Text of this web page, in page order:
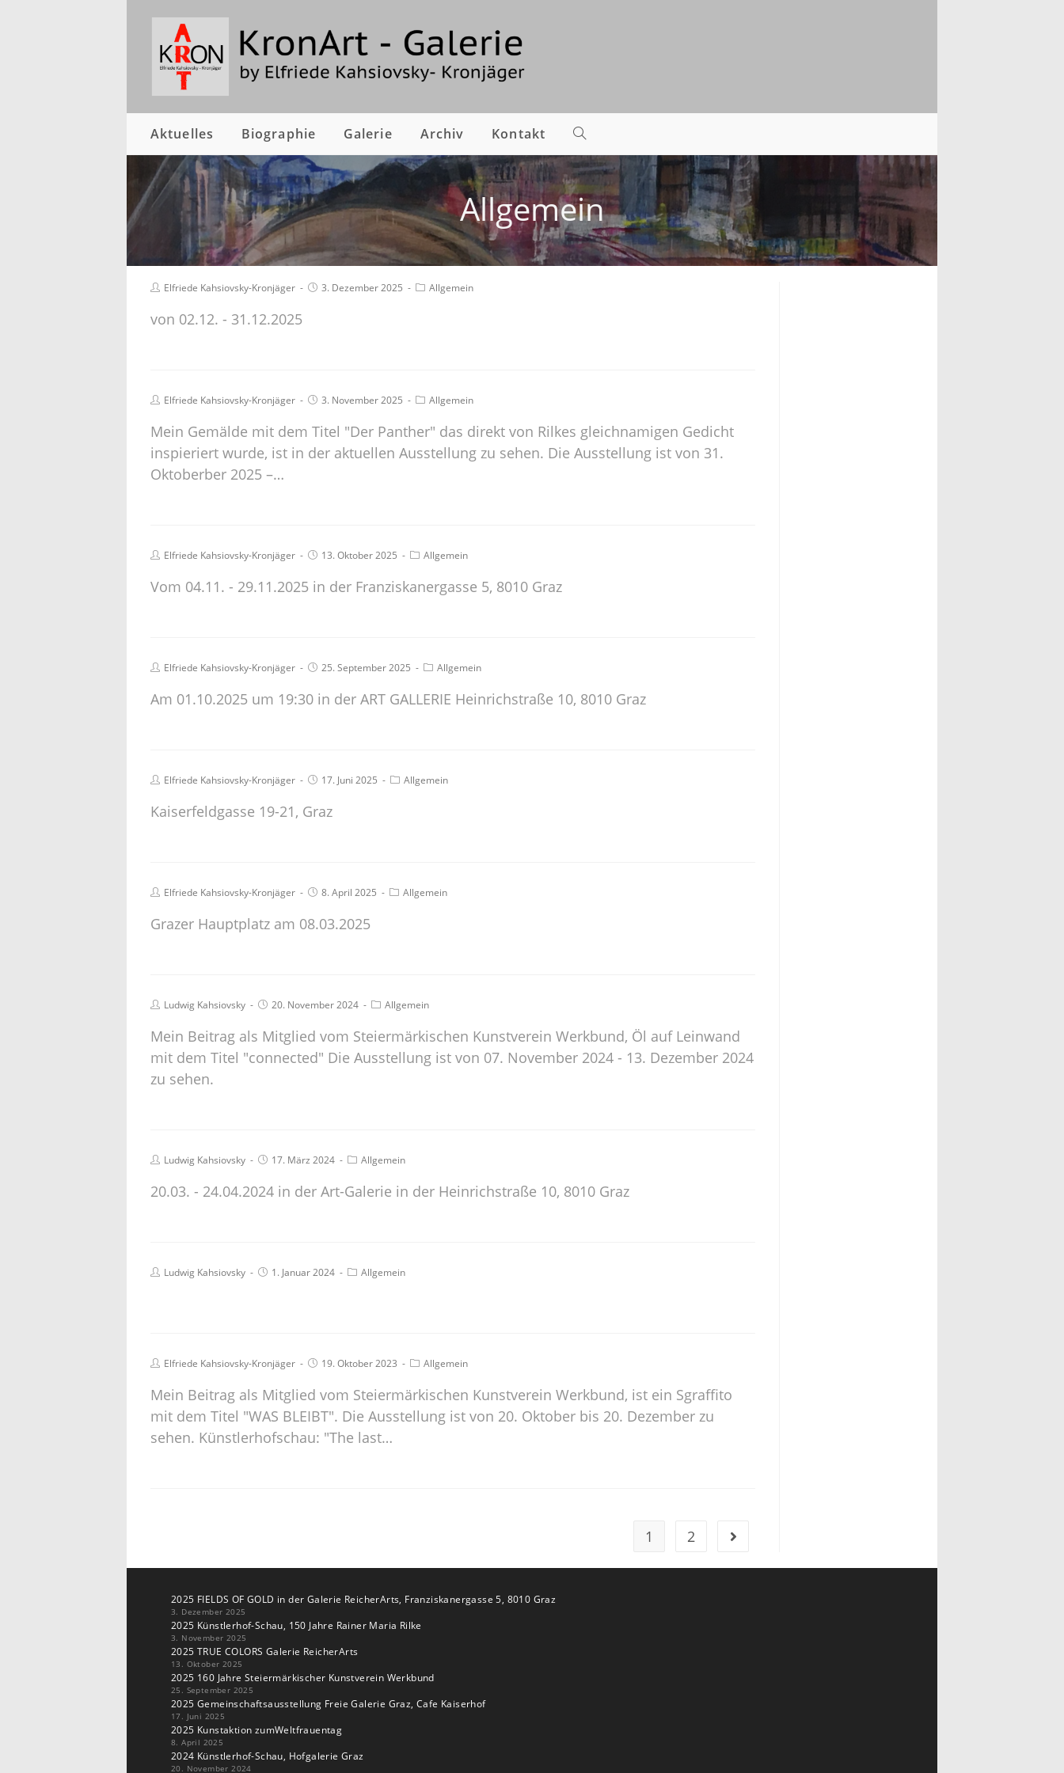
Aktuelles Biographie Galerie Archiv Kontakt
Allgemein
Elfriede Kahsiovsky-Kronjäger 3. Dezember 2025 Allgemein
von 02.12. - 31.12.2025
Elfriede Kahsiovsky-Kronjäger 3. November 2025 Allgemein
Mein Gemälde mit dem Titel "Der Panther" das direkt von Rilkes gleichnamigen Gedicht
inspieriert wurde, ist in der aktuellen Ausstellung zu sehen. Die Ausstellung ist von 31.
Oktoberber 2025 –…
Elfriede Kahsiovsky-Kronjäger 13. Oktober 2025 Allgemein
Vom 04.11. - 29.11.2025 in der Franziskanergasse 5, 8010 Graz
Elfriede Kahsiovsky-Kronjäger 25. September 2025 Allgemein
Am 01.10.2025 um 19:30 in der ART GALLERIE Heinrichstraße 10, 8010 Graz
Elfriede Kahsiovsky-Kronjäger 17. Juni 2025 Allgemein
Kaiserfeldgasse 19-21, Graz
Elfriede Kahsiovsky-Kronjäger 8. April 2025 Allgemein
Grazer Hauptplatz am 08.03.2025
Ludwig Kahsiovsky 20. November 2024 Allgemein
Mein Beitrag als Mitglied vom Steiermärkischen Kunstverein Werkbund, Öl auf Leinwand
mit dem Titel "connected" Die Ausstellung ist von 07. November 2024 - 13. Dezember 2024
zu sehen.
Ludwig Kahsiovsky 17. März 2024 Allgemein
20.03. - 24.04.2024 in der Art-Galerie in der Heinrichstraße 10, 8010 Graz
Ludwig Kahsiovsky 1. Januar 2024 Allgemein
Elfriede Kahsiovsky-Kronjäger 19. Oktober 2023 Allgemein
Mein Beitrag als Mitglied vom Steiermärkischen Kunstverein Werkbund, ist ein Sgraffito
mit dem Titel "WAS BLEIBT". Die Ausstellung ist von 20. Oktober bis 20. Dezember zu
sehen. Künstlerhofschau: "The last…
1 2
2025 FIELDS OF GOLD in der Galerie ReicherArts, Franziskanergasse 5, 8010 Graz
3. Dezember 2025
2025 Künstlerhof-Schau, 150 Jahre Rainer Maria Rilke
3. November 2025
2025 TRUE COLORS Galerie ReicherArts
13. Oktober 2025
2025 160 Jahre Steiermärkischer Kunstverein Werkbund
25. September 2025
2025 Gemeinschaftsausstellung Freie Galerie Graz, Cafe Kaiserhof
17. Juni 2025
2025 Kunstaktion zumWeltfrauentag
8. April 2025
2024 Künstlerhof-Schau, Hofgalerie Graz
20. November 2024